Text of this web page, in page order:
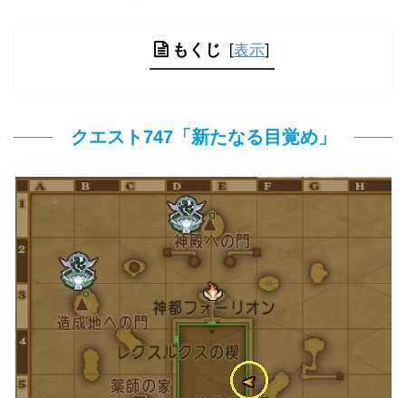
もくじ [表示]
クエスト747「新たなる目覚め」